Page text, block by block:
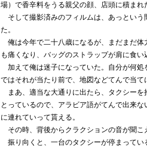
場）で香辛料をうる親父の顔、店頭に積まれ
そして撮影済みのフィルムは、あっという
た。
俺は今年で二十八歳になるが、まだまだ体
も痛くなり、バッグのストラップが肩に食い
加えて俺は迷子になっていた。自分が何処
ではそれが当たり前で、地図などてんで当て
まあ、適当な大通りに出たら、タクシーを
とっているので、アラビア語がてんで出来
に連れていって貰える。
その時、背後からクラクションの音が聞こ
振り向くと、一台のタクシーが停まってい